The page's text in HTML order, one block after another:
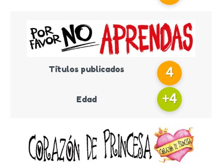
Títulos publicados 4
Edad +4